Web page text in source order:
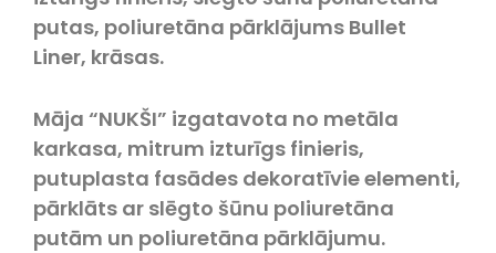
putas, poliuretāna pārklājums Bullet
Liner, krāsas.
Māja “NUKŠI” izgatavota no metāla
karkasa, mitrum izturīgs finieris,
putuplasta fasādes dekoratīvie elementi,
pārklāts ar slēgto šūnu poliuretāna
putām un poliuretāna pārklājumu.